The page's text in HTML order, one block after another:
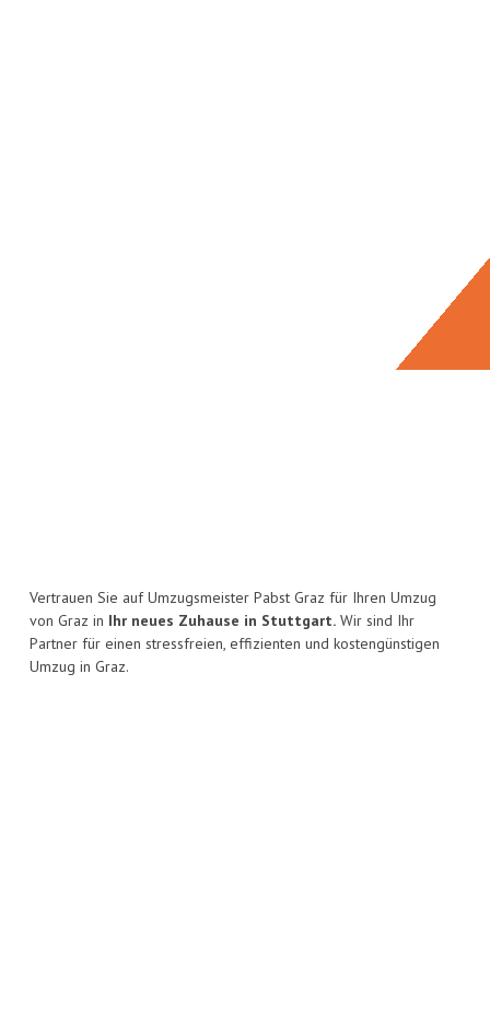
Vertrauen Sie auf Umzugsmeister Pabst Graz für Ihren Umzug
von Graz in Ihr neues Zuhause in Stuttgart. Wir sind Ihr
Partner für einen stressfreien, effizienten und kostengünstigen
Umzug in Graz.